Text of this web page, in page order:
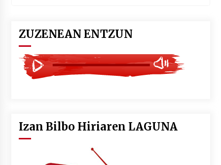
ZUZENEAN ENTZUN
Izan Bilbo Hiriaren LAGUNA